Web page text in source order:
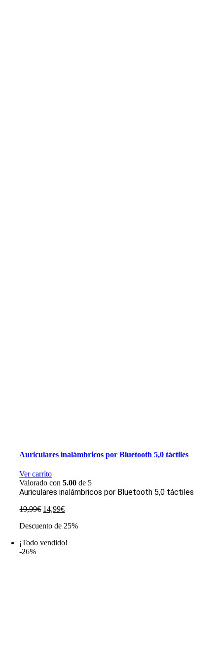
Auriculares inalámbricos por Bluetooth 5,0 táctiles
Ver carrito
Valorado con5.00 de 5
Auriculares inalámbricos por Bluetooth 5,0 táctiles
19,99€ El
original
19,99€.
14,99€El
actual
14,99€.
Descuento de 25%
¡Todo vendido!
-26%